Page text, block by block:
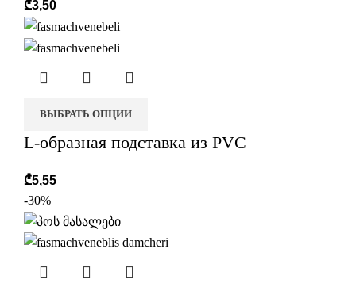
₾3,50
ВЫБРАТЬ ОПЦИИ
L-образная подставка из PVC
₾5,55
-30%